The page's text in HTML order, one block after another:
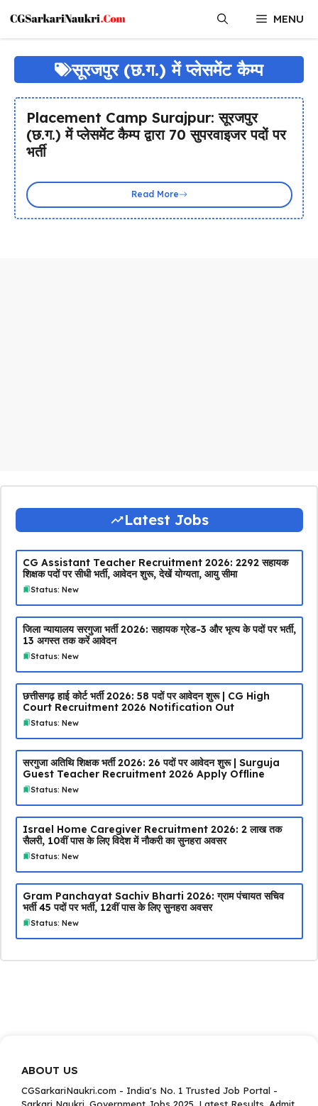
content
MENU
सूरजपुर (छ.ग.) में प्लेसमेंट कैम्प
Placement Camp Surajpur: सूरजपुर
(छ.ग.) में प्लेसमेंट कैम्प द्वारा 70 सुपरवाइजर पदों पर
भर्ती
Read More
Latest Jobs
CG Assistant Teacher Recruitment 2026: 2292 सहायक
शिक्षक पदों पर सीधी भर्ती, आवेदन शुरू, देखें योग्यता, आयु सीमा
Status: New
जिला न्यायालय सरगुजा भर्ती 2026: सहायक ग्रेड-3 और भृत्य के पदों पर भर्ती,
13 अगस्त तक करें आवेदन
Status: New
छत्तीसगढ़ हाई कोर्ट भर्ती 2026: 58 पदों पर आवेदन शुरू | CG High
Court Recruitment 2026 Notification Out
Status: New
सरगुजा अतिथि शिक्षक भर्ती 2026: 26 पदों पर आवेदन शुरू | Surguja
Guest Teacher Recruitment 2026 Apply Offline
Status: New
Israel Home Caregiver Recruitment 2026: ₹2 लाख तक
सैलरी, 10वीं पास के लिए विदेश में नौकरी का सुनहरा अवसर
Status: New
Gram Panchayat Sachiv Bharti 2026: ग्राम पंचायत सचिव
भर्ती 45 पदों पर भर्ती, 12वीं पास के लिए सुनहरा अवसर
Status: New
ABOUT US
CGSarkariNaukri.com - India's No. 1 Trusted Job Portal -